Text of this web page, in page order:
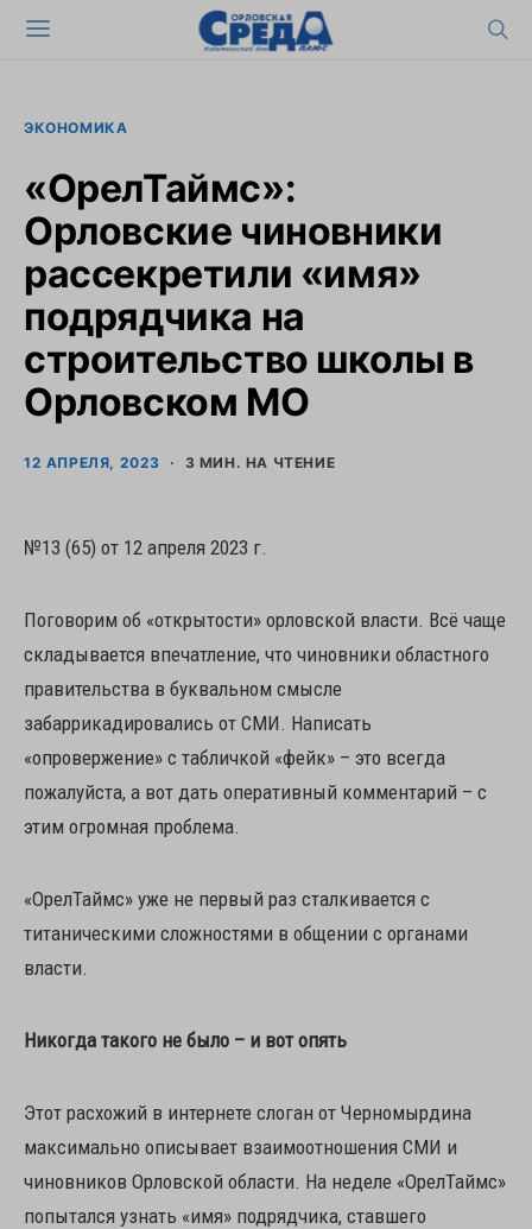
ЭКОНОМИКА
«ОрелТаймс»:
Орловские чиновники
рассекретили «имя»
подрядчика на
строительство школы в
Орловском МО
12 АПРЕЛЯ, 2023 3 МИН. НА ЧТЕНИЕ
№13 (65) от 12 апреля 2023 г.
Поговорим об «открытости» орловской власти. Всё чаще
складывается впечатление, что чиновники областного
правительства в буквальном смысле
забаррикадировались от СМИ. Написать
«опровержение» с табличкой «фейк» – это всегда
пожалуйста, а вот дать оперативный комментарий – с
этим огромная проблема.
«ОрелТаймс» уже не первый раз сталкивается с
титаническими сложностями в общении с органами
власти.
Никогда такого не было – и вот опять
Этот расхожий в интернете слоган от Черномырдина
максимально описывает взаимоотношения СМИ и
чиновников Орловской области. На неделе «ОрелТаймс»
попытался узнать «имя» подрядчика, ставшего